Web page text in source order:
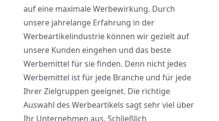
auf eine maximale Werbewirkung. Durch
unsere jahrelange Erfahrung in der
Werbeartikelindustrie können wir gezielt auf
unsere Kunden eingehen und das beste
Werbemittel für sie finden. Denn nicht jedes
Werbemittel ist für jede Branche und für jede
Ihrer Zielgruppen geeignet. Die richtige
Auswahl des Werbeartikels sagt sehr viel über
Ihr Unternehmen aus. Schließlich